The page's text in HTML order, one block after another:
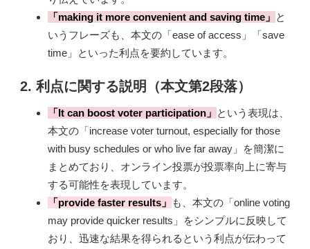
「making it more convenient and saving time」 と
いうフレーズも、本文の「ease of access」「save
time」といった利点を要約しています。
2.利点に関する説明 （本文第2段落）
「It can boost voter participation」 という表現は、
本文の「increase voter turnout, especially for those
with busy schedules or who live far away」を簡潔に
まとめており、オンライン投票が投票率向上に寄与
する可能性を表現しています。
「provide faster results」
も、本文の「online voting
may provide quicker results」をシンプルに反映して
おり、迅速な結果を得られるという利点が伝わって